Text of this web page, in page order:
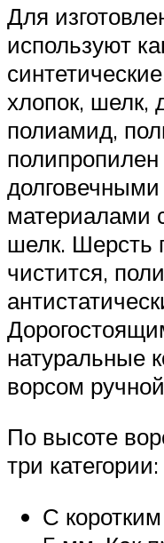
Для
используют
хлопок, шелк,
полиамид,
материалами
шелк. Шерсть
чистится,
натуральные
ворсом
По высоте
три категории:
С